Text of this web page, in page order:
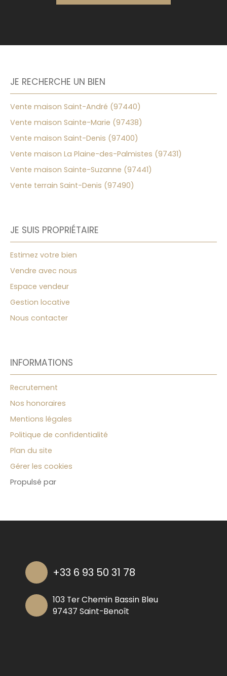
JE RECHERCHE UN BIEN
Vente maison Saint-André (97440)
Vente maison Sainte-Marie (97438)
Vente maison Saint-Denis (97400)
Vente maison La Plaine-des-Palmistes (97431)
Vente maison Sainte-Suzanne (97441)
Vente terrain Saint-Denis (97490)
JE SUIS PROPRIÉTAIRE
Estimez votre bien
Vendre avec nous
Espace vendeur
Gestion locative
Nous contacter
INFORMATIONS
Recrutement
Nos honoraires
Mentions légales
Politique de confidentialité
Plan du site
Gérer les cookies
Propulsé par
+33 6 93 50 31 78
103 Ter Chemin Bassin Bleu
97437 Saint-Benoît